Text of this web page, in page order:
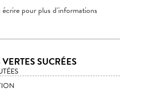
écrire pour plus d'informations
SUCRÉES